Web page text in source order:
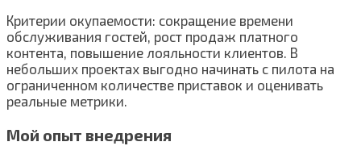
Критерии окупаемости: сокращение времени
обслуживания гостей, рост продаж платного
контента, повышение лояльности клиентов. В
небольших проектах выгодно начинать с пилота на
ограниченном количестве приставок и оценивать
реальные метрики.
Мой опыт внедрения